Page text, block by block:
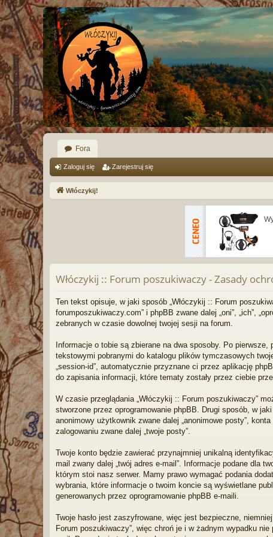
Fora
Zaloguj się Zarejestruj się
Włóczykij!
Włóczykij :: Forum poszukiwaczy - Zasady
Ten tekst opisuje, w jaki sposób „Włóczykij :: Forum
forumposzukiwaczy.com” i phpBB zwane dalej „oni”, „ich”,
zebranych w czasie dowolnej twojej sesji na forum.
Informacje o tobie są zbierane na dwa sposoby. Po
tekstowymi pobranymi do katalogu plików tymczasowych
„session-id”, automatycznie przyznane ci przez aplikację
do zapisania informacji, które tematy zostały przez ciebie
W czasie przeglądania „Włóczykij :: Forum poszukiwaczy”
stworzone przez oprogramowanie phpBB. Drugi sposób, w
anonimowy użytkownik zwane dalej „anonimowe posty”,
zalogowaniu zwane dalej „twoje posty”.
Twoje konto będzie zawierać przynajmniej unikalną
mail zwany dalej „twój adres e-mail”. Informacje podane dla
którym stoi nasz serwer. Mamy prawo wymagać podania
wybrania, które informacje o twoim koncie są wyświetlane
generowanych przez oprogramowanie phpBB e-maili.
Twoje hasło jest zaszyfrowane, więc jest bezpieczne,
Forum poszukiwaczy”, więc chroń je i w żadnym wypadku nie